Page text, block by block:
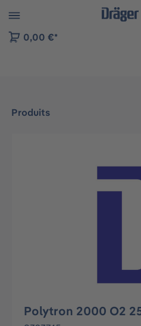
to B2B platform navigation
0,00 €*
Produits
Ignorer la galerie
Polytron 2000 O2